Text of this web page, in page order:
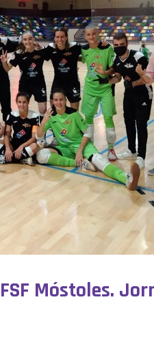
Móstoles.